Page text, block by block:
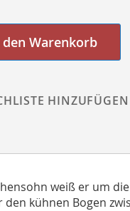
den Warenkorb
HINZUFÜGEN
weiß er um
kühnen Bogen